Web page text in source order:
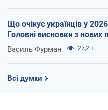
Що очікує українців у
Головні висновки з нових
Василь Фурман 27,2 т.
Всі думки